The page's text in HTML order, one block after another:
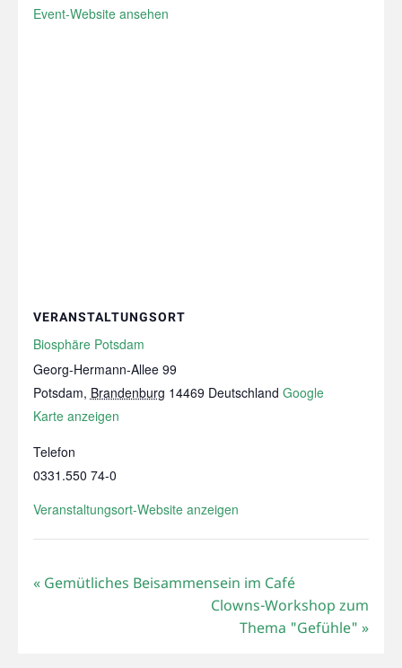
Event-Website ansehen
VERANSTALTUNGSORT
Biosphäre Potsdam
Georg-Hermann-Allee 99
Potsdam, Brandenburg 14469 Deutschland Google
Karte anzeigen
Telefon
0331.550 74-0
Veranstaltungsort-Website anzeigen
«Gemütliches Beisammensein im Café
Clowns-Workshop zum
Thema "Gefühle"»